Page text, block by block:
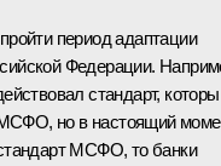
период адаптации
Федерации.
стандарт,
но в настоящий
МСФО, то банки